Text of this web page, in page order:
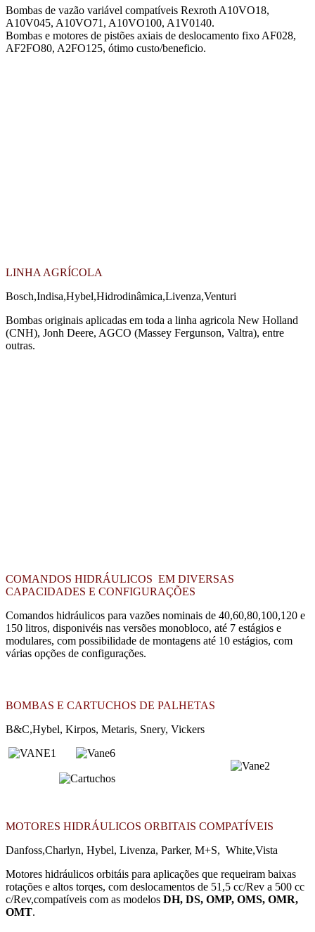
Bombas de vazão variável compatíveis Rexroth A10VO18,
A10V045, A10VO71, A10VO100, A1V0140.
Bombas e motores de pistões axiais de deslocamento fixo AF028,
AF2FO80, A2FO125, ótimo custo/beneficio.
LINHA AGRÍCOLA
Bosch,Indisa,Hybel,Hidrodinâmica,Livenza,Venturi
Bombas originais aplicadas em toda a linha agricola New Holland
(CNH), Jonh Deere, AGCO (Massey Fergunson, Valtra), entre
outras.
COMANDOS HIDRÁULICOS EM DIVERSAS
CAPACIDADES E CONFIGURAÇÕES
Comandos hidráulicos para vazões nominais de 40,60,80,100,120 e
150 litros, disponivéis nas versões monobloco, até 7 estágios e
modulares, com possibilidade de montagens até 10 estágios, com
várias opções de configurações.
BOMBAS E CARTUCHOS DE PALHETAS
B&C,Hybel, Kirpos, Metaris, Snery, Vickers
MOTORES HIDRÁULICOS ORBITAIS COMPATÍVEIS
Danfoss,Charlyn, Hybel, Livenza, Parker, M+S, White,Vista
Motores hidráulicos orbitáis para aplicações que requeiram baixas
rotações e altos torqes, com deslocamentos de 51,5 cc/Rev a 500 cc
c/Rev,compatíveis com as modelos DH, DS, OMP, OMS, OMR,
OMT.